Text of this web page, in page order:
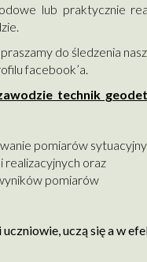
lub praktycznie
do śledzenia
facebook’a.
technik
pomiarów
realizacyjnych oraz
pomiarów
uczą się a w